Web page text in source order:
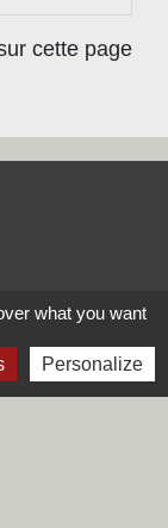
cette page
what you want
Personalize